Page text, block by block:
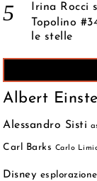
Irina Rocci
Topolino
le stelle
Albert
Alessandro Sisti
Carl Barks Carlo
Disney